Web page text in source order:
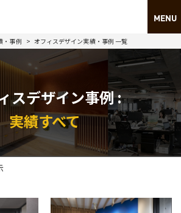
・事例 オフィスデザイン実績・事例 一覧
スデザイン事例 :
実績すべて